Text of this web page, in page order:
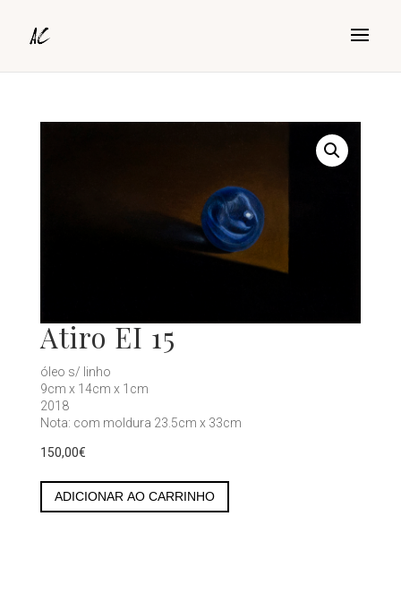
Atiro EI 15
óleo s/ linho
9cm x 14cm x 1cm
2018
Nota: com moldura 23.5cm x 33cm
150,00€
Atiro
quantity
ADICIONAR AO CARRINHO